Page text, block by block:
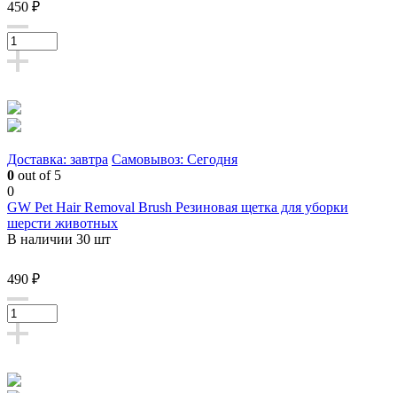
450 ₽
Доставка: завтра Самовывоз: Сегодня
0 out of 5
0
GW Pet Hair Removal Brush Резиновая щетка для уборки
шерсти животных
В наличии 30 шт
490 ₽